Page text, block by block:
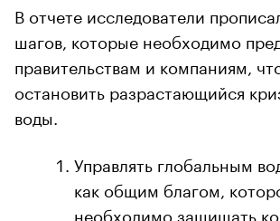
В отчете исследователи
шагов, которые необходимо
правительствам и компаниям,
остановить разрастающийся
воды.
Управлять глобальным
как общим благом,
необходимо защищать